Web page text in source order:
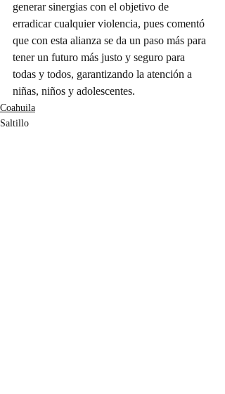
generar sinergias con el objetivo de
erradicar cualquier violencia, pues comentó
que con esta alianza se da un paso más para
tener un futuro más justo y seguro para
todas y todos, garantizando la atención a
niñas, niños y adolescentes.
Coahuila
Saltillo